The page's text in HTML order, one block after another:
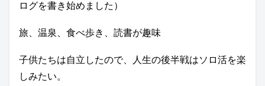
ログを書き始めました）
旅、温泉、食べ歩き、読書が趣味
子供たちは自立したので、人生の後半戦はソロ活を楽
しみたい。